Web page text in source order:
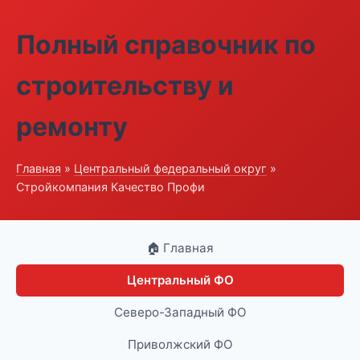
Полный справочник по
строительству и
ремонту
Главная » Центральный федеральный округ »
Стройкомпания Качество Профи
🏠 Главная
Центральный ФО
Северо-Западный ФО
Приволжский ФО